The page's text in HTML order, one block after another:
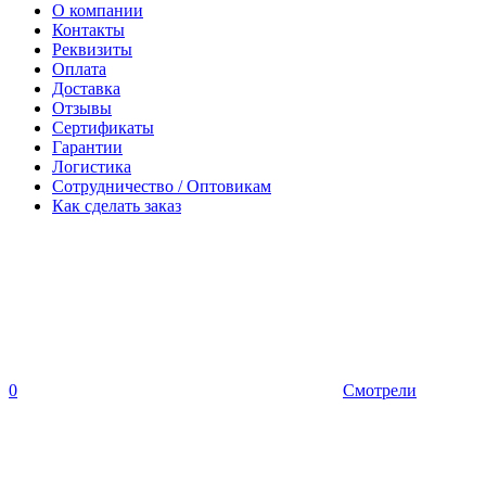
О компании
Контакты
Реквизиты
Оплата
Доставка
Отзывы
Сертификаты
Гарантии
Логистика
Сотрудничество / Оптовикам
Как сделать заказ
0 Смотрели